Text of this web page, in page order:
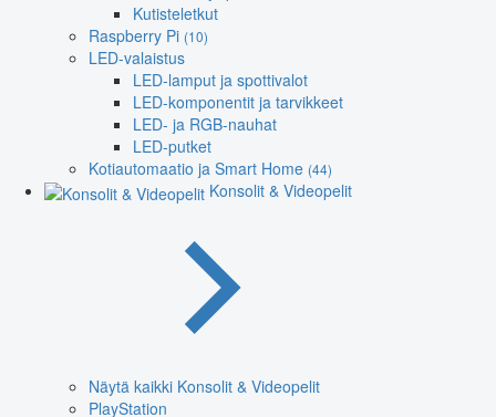
Kutisteletkut
Raspberry Pi (10)
LED-valaistus
LED-lamput ja spottivalot
LED-komponentit ja tarvikkeet
LED- ja RGB-nauhat
LED-putket
Kotiautomaatio ja Smart Home (44)
Konsolit & Videopelit
Näytä kaikki Konsolit & Videopelit
PlayStation